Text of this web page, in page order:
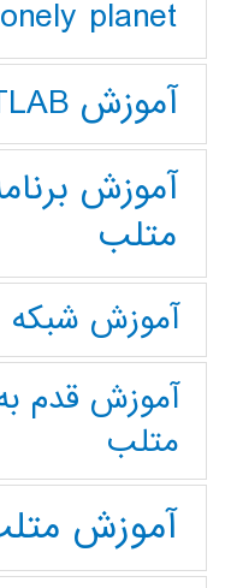
planet
آموزش MATLAB
آموزش
متلب
آموزش
آموزش قدم به
متلب
آموزش